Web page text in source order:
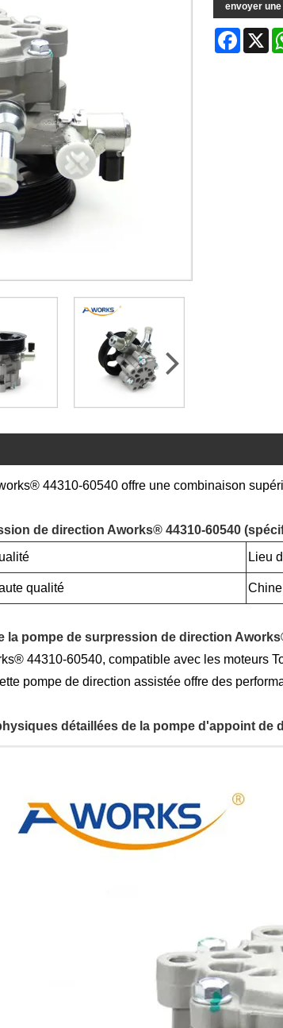
envoyer
X
44310-60540 offre une combinaison
de direction Aworks® 44310-60540
Lieu
qualité Chine
la pompe de surpression de direction
44310-60540, compatible avec les moteurs
pompe de direction assistée offre des
détaillées de la pompe d'appoint de